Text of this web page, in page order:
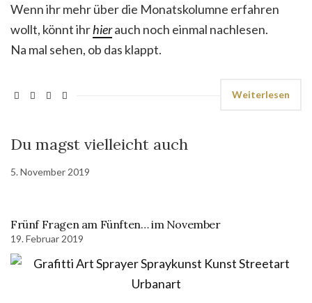
Wenn ihr mehr über die Monatskolumne erfahren
wollt, könnt ihrhierauch noch einmal nachlesen.
Na mal sehen, ob das klappt.
Weiterlesen
Du magst vielleicht auch
5. November 2019
Frünf Fragen am Fünften… im November
19. Februar 2019